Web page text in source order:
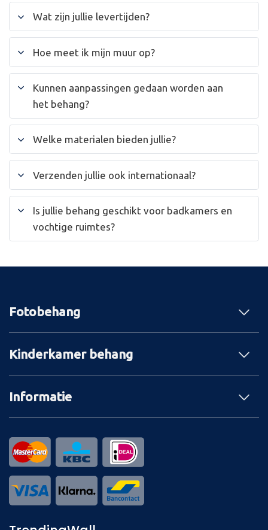
Wat zijn jullie levertijden?
Hoe meet ik mijn muur op?
Kunnen aanpassingen gedaan worden aan
het behang?
Welke materialen bieden jullie?
Verzenden jullie ook internationaal?
Is jullie behang geschikt voor badkamers en
vochtige ruimtes?
Fotobehang
Kinderkamer behang
Informatie